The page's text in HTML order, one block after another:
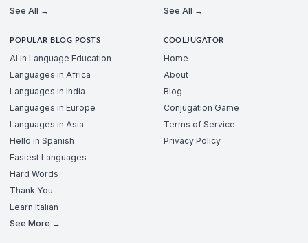
See All →
See All →
POPULAR BLOG POSTS
AI in Language Education
Languages in Africa
Languages in India
Languages in Europe
Languages in Asia
Hello in Spanish
Easiest Languages
Hard Words
Thank You
Learn Italian
See More →
COOLJUGATOR
Home
About
Blog
Conjugation Game
Terms of Service
Privacy Policy